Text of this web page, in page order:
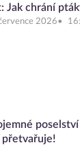
Jak chrání
2026
přetvařuje!